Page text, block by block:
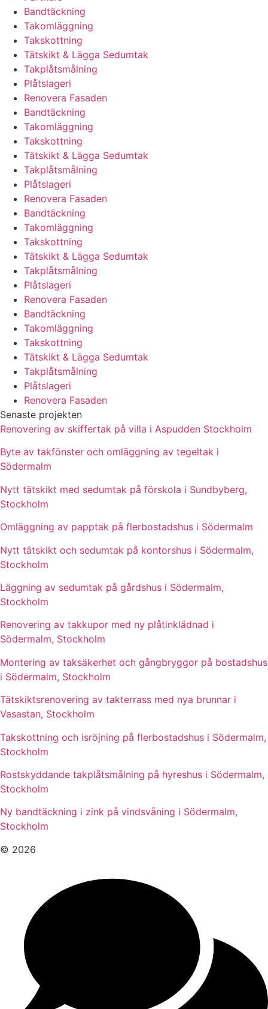
Bandtäckning
Takomläggning
Takskottning
Tätskikt & Lägga Sedumtak
Takplåtsmålning
Plåtslageri
Renovera Fasaden
Bandtäckning
Takomläggning
Takskottning
Tätskikt & Lägga Sedumtak
Takplåtsmålning
Plåtslageri
Renovera Fasaden
Bandtäckning
Takomläggning
Takskottning
Tätskikt & Lägga Sedumtak
Takplåtsmålning
Plåtslageri
Renovera Fasaden
Bandtäckning
Takomläggning
Takskottning
Tätskikt & Lägga Sedumtak
Takplåtsmålning
Plåtslageri
Renovera Fasaden
Senaste projekten
Renovering av skiffertak på villa i Aspudden Stockholm
Byte av takfönster och omläggning av tegeltak i
Södermalm
Nytt tätskikt med sedumtak på förskola i Sundbyberg,
Stockholm
Omläggning av papptak på flerbostadshus i Södermalm
Nytt tätskikt och sedumtak på kontorshus i Södermalm,
Stockholm
Läggning av sedumtak på gårdshus i Södermalm,
Stockholm
Renovering av takkupor med ny plåtinklädnad i
Södermalm, Stockholm
Montering av taksäkerhet och gångbryggor på bostadshus
i Södermalm, Stockholm
Tätskiktsrenovering av takterrass med nya brunnar i
Vasastan, Stockholm
Takskottning och isröjning på flerbostadshus i Södermalm,
Stockholm
Rostskyddande takplåtsmålning på hyreshus i Södermalm,
Stockholm
Ny bandtäckning i zink på vindsvåning i Södermalm,
Stockholm
© 2026